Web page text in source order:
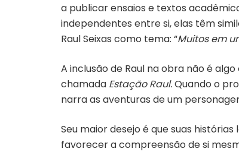
a publicar ensaios e textos
independentes entre si, elas têm
Raul Seixas como tema: “Muitos em
A inclusão de Raul na obra não é
chamada Estação Raul.Quando o
narra as aventuras de um
Seu maior desejo é que suas
favorecer a compreensão de si